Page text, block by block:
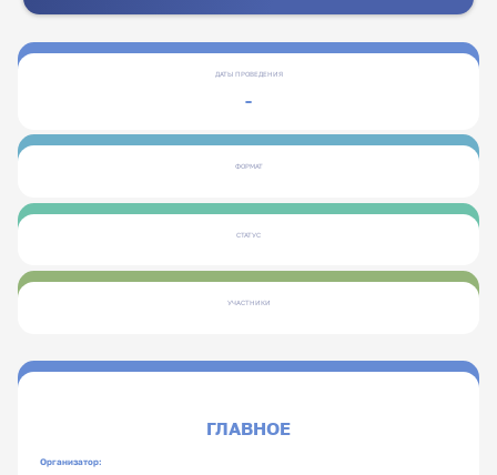
ДАТЫ ПРОВЕДЕНИЯ
-
ФОРМАТ
СТАТУС
УЧАСТНИКИ
ГЛАВНОЕ
Организатор: